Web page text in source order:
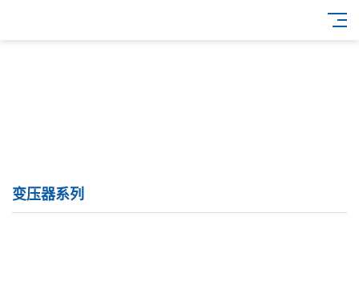
变压器系列